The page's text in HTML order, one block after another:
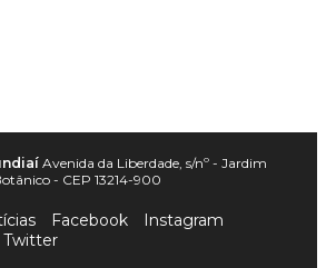
Avenida da Liberdade, s/nº - Jardim
- CEP 13214-900
Facebook
Instagram
Twitter